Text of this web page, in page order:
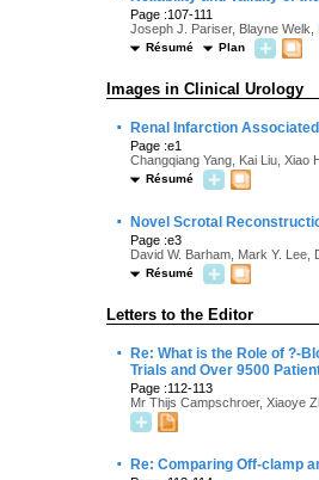
Page :107-111
Joseph J. Pariser, Blayne
Résumé Plan
Images in Clinical Urology
· Renal Infarction
Page :e1
Changqiang Yang, Kai Liu, Xiao
Résumé
· Novel Scrotal
Page :e3
David W. Barham, Mark Y. Lee,
Résumé
Letters to the Editor
·
Re: What is the Role of ?-
Trials and Over 9500
Page :112-113
Mr Thijs Campschroer, Xiaoye
· Re: Comparing Off-clamp